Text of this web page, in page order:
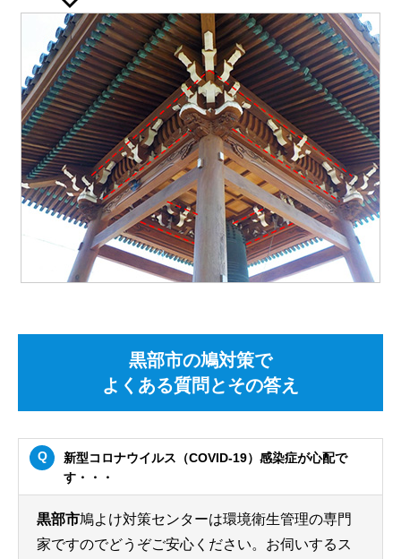
黒部市の鳩対策で
よくある質問とその答え
新型コロナウイルス（COVID-19）感染症が心配で
す・・・
黒部市鳩よけ対策センターは環境衛生管理の専門
家ですのでどうぞご安心ください。お伺いするス